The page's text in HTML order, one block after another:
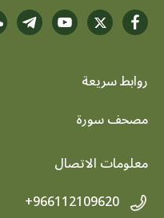
روابط سريعة
footer menu
مصحف سورة
معلومات الاتصال
+966112109620